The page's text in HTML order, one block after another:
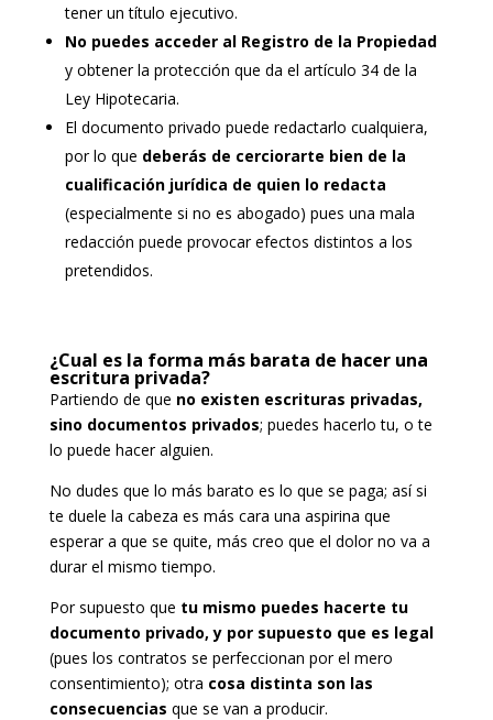
tener un título ejecutivo.
No puedes acceder al Registro de la Propiedad
y obtener la protección que da el artículo 34 de la
Ley Hipotecaria.
El documento privado puede redactarlo cualquiera,
por lo que deberás de cerciorarte bien de la
cualificación jurídica de quien lo redacta
(especialmente si no es abogado) pues una mala
redacción puede provocar efectos distintos a los
pretendidos.
¿Cual es la forma más barata de hacer una
escritura privada?
Partiendo de que no existen escrituras privadas,
sino documentos privados; puedes hacerlo tu, o te
lo puede hacer alguien.
No dudes que lo más barato es lo que se paga; así si
te duele la cabeza es más cara una aspirina que
esperar a que se quite, más creo que el dolor no va a
durar el mismo tiempo.
Por supuesto que tu mismo puedes hacerte tu
documento privado, y por supuesto que es legal
(pues los contratos se perfeccionan por el mero
consentimiento); otra cosa distinta son las
consecuencias que se van a producir.